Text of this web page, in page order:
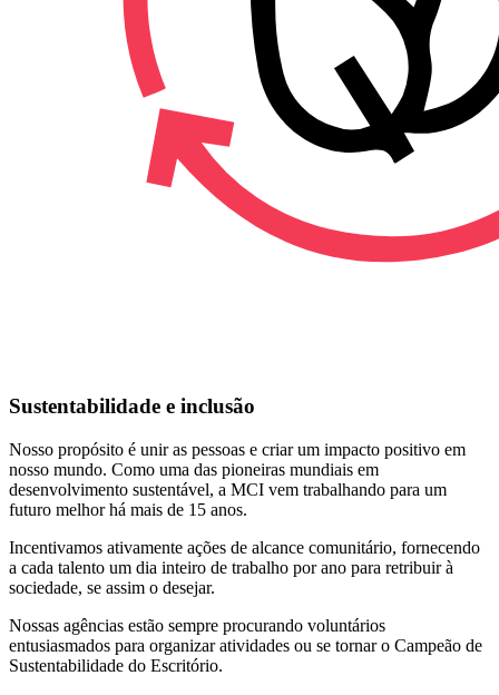
Sustentabilidade e inclusão
Nosso propósito é unir as pessoas e criar um impacto positivo em
nosso mundo. Como uma das pioneiras mundiais em
desenvolvimento sustentável, a MCI vem trabalhando para um
futuro melhor há mais de 15 anos.
Incentivamos ativamente ações de alcance comunitário, fornecendo
a cada talento um dia inteiro de trabalho por ano para retribuir à
sociedade, se assim o desejar.
Nossas agências estão sempre procurando voluntários
entusiasmados para organizar atividades ou se tornar o Campeão de
Sustentabilidade do Escritório.